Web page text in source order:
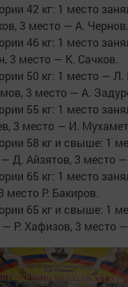
42 кг: 1 место
3 место — А. Чернов.
46 кг: 1 место
3 место — К. Сачков.
50 кг: 1 место —
3 место — А.
55 кг: 1 место
3 место — И.
58 кг и свыше: 1
Д. Айзятов, 3 место —
65 кг: 1 место
место Р. Бакиров.
65 кг и свыше: 1
— Р. Хафизов, 3 место